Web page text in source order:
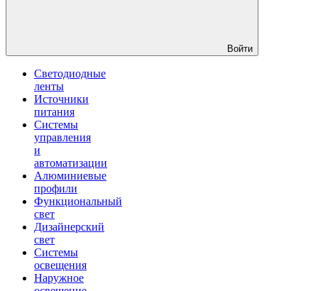
Войти
Светодиодные
ленты
Источники
питания
Системы
управления
и
автоматизации
Алюминиевые
профили
Функциональный
свет
Дизайнерский
свет
Системы
освещения
Наружное